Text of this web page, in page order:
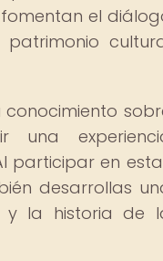
el
una
participar en
desarrollas
y la historia de